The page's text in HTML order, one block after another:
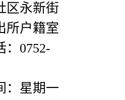
区永新街
所户籍室
：0752-
：星期一